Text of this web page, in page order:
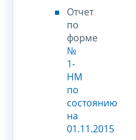
Отчет
по
форме
№
1-
НМ
по
состоянию
на
01.11.2015